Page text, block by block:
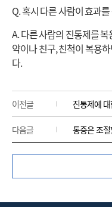
Q. 혹시 다른 사람이 효과
A. 다른 사람의 진통제를
약이나 친구, 친척이 복용
다.
이전글 진통제에
다음글 통증은 조